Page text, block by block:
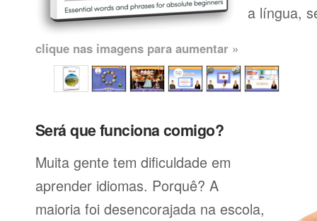
a língua,
clique nas imagens para aumentar »
Será que funciona comigo?
Muita gente tem dificuldade em
aprender idiomas. Porquê? A
maioria foi desencorajada na escola,